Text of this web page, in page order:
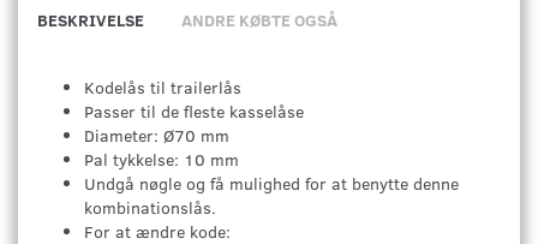
BESKRIVELSE ANDRE KØBTE OGSÅ
Kodelås til trailerlås
Passer til de fleste kasselåse
Diameter: Ø70 mm
Pal tykkelse: 10 mm
Undgå nøgle og få mulighed for at benytte denne
kombinationslås.
For at ændre kode: